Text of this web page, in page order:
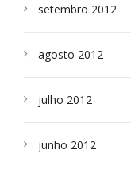
setembro 2012
agosto 2012
julho 2012
junho 2012